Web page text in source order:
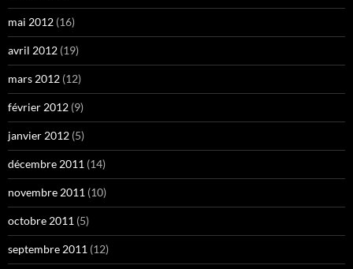
mai 2012 (16)
avril 2012 (19)
mars 2012 (12)
février 2012 (9)
janvier 2012 (5)
décembre 2011 (14)
novembre 2011 (10)
octobre 2011 (5)
septembre 2011 (12)